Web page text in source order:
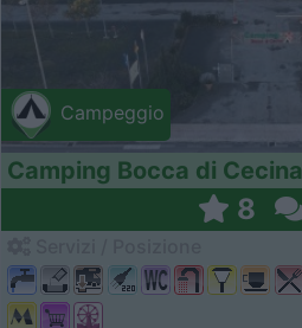
Campeggio
Camping Bocca di Cecina
8